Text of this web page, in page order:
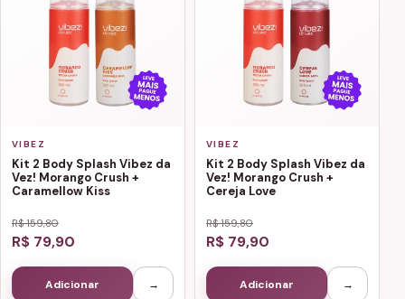
VIBEZ
Kit 2 Body Splash Vibez da
Vez! Morango Crush +
Caramellow Kiss
R$ 159,80
R$ 79,90
Adicionar →
VIBEZ
Kit 2 Body Splash Vibez da
Vez! Morango Crush +
Cereja Love
R$ 159,80
R$ 79,90
Adicionar →